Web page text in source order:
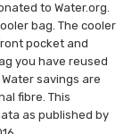
to Water.org.
bag. The cooler
pocket and
you have reused
savings are
fibre. This
as published by